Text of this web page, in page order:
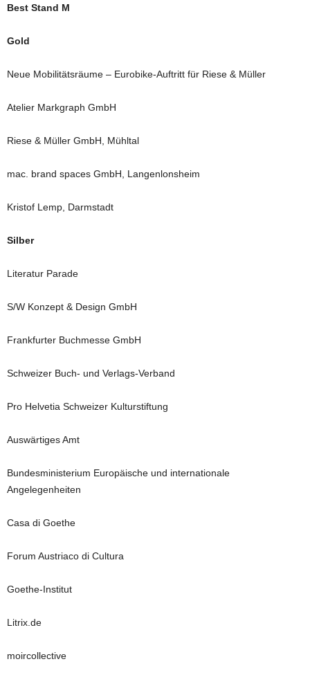
Best Stand M
Gold
Neue Mobilitätsräume – Eurobike-Auftritt für Riese & Müller
Atelier Markgraph GmbH
Riese & Müller GmbH, Mühltal
mac. brand spaces GmbH, Langenlonsheim
Kristof Lemp, Darmstadt
Silber
Literatur Parade
S/W Konzept & Design GmbH
Frankfurter Buchmesse GmbH
Schweizer Buch- und Verlags-Verband
Pro Helvetia Schweizer Kulturstiftung
Auswärtiges Amt
Bundesministerium Europäische und internationale
Angelegenheiten
Casa di Goethe
Forum Austriaco di Cultura
Goethe-Institut
Litrix.de
moircollective